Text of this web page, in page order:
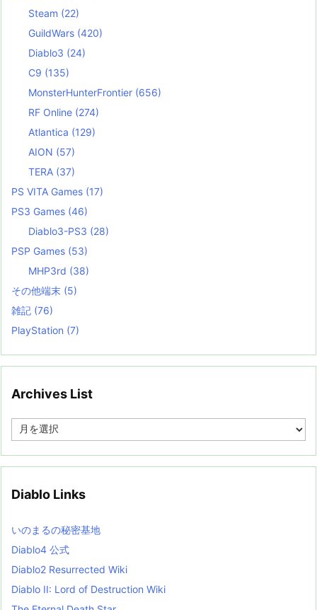
Steam (22)
GuildWars (420)
Diablo3 (24)
C9 (135)
MonsterHunterFrontier (656)
RF Online (274)
Atlantica (129)
AION (57)
TERA (37)
PS VITA Games (17)
PS3 Games (46)
Diablo3-PS3 (28)
PSP Games (53)
MHP3rd (38)
その他端末 (5)
雑記 (76)
PlayStation (7)
Archives List
e
i
s
t
Diablo Links
いのまるの秘密基地
Diablo4 公式
Diablo2 Resurrected Wiki
Diablo II: Lord of Destruction Wiki